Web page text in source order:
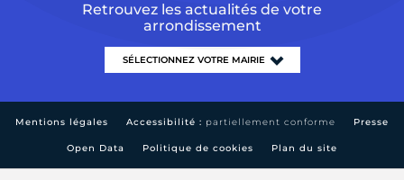
Retrouvez les actualités de votre
arrondissement
Mentions légales Accessibilité : partiellement conforme Presse
Open Data Politique de cookies Plan du site